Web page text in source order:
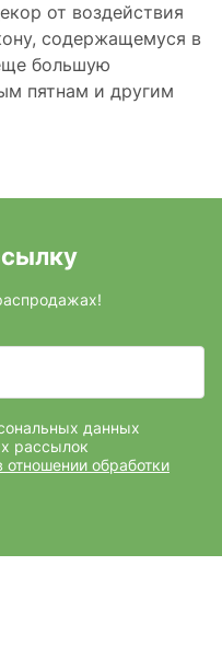
от воздействия
содержащемуся в
большую
пятнам и другим
данных
рассылок
отношении обработки